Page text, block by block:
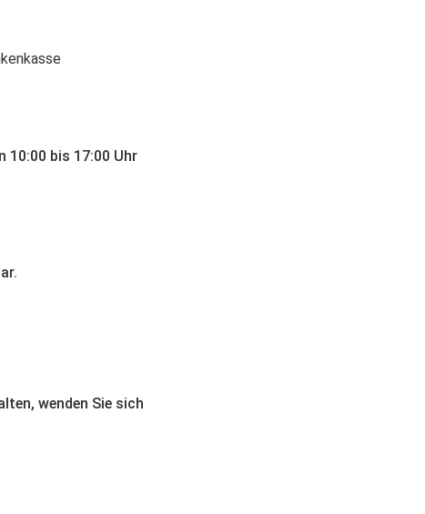
bis 17:00 Uhr
wenden Sie sich